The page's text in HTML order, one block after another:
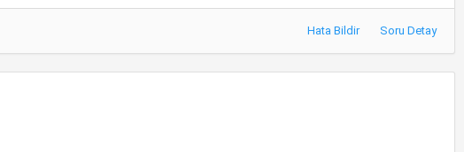
Hata Bildir Soru Detay